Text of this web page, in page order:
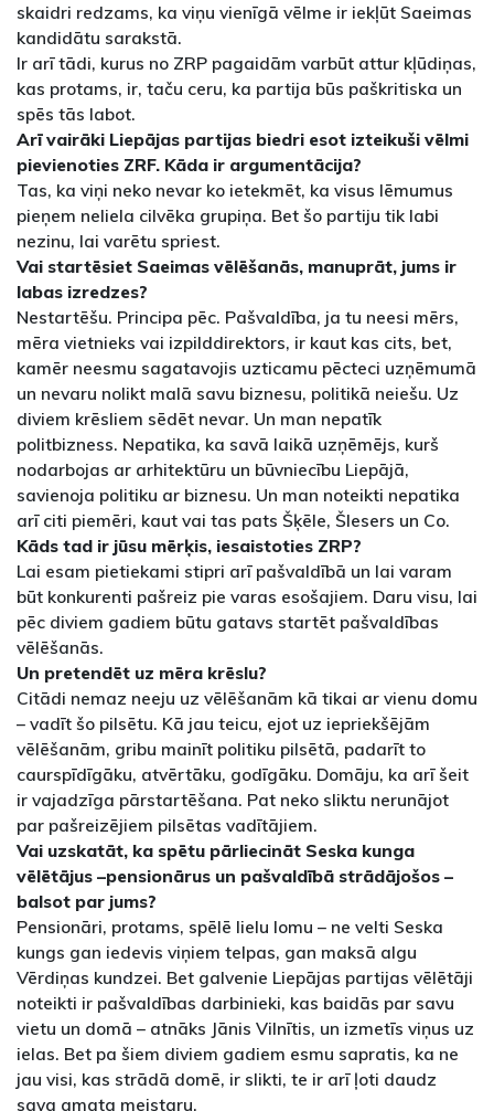
skaidri redzams, ka viņu vienīgā vēlme ir iekļūt Saeimas
kandidātu sarakstā.
Ir arī tādi, kurus no ZRP pagaidām varbūt attur kļūdiņas,
kas protams, ir, taču ceru, ka partija būs paškritiska un
spēs tās labot.
Arī vairāki Liepājas partijas biedri esot izteikuši vēlmi
pievienoties ZRF. Kāda ir argumentācija?
Tas, ka viņi neko nevar ko ietekmēt, ka visus lēmumus
pieņem neliela cilvēka grupiņa. Bet šo partiju tik labi
nezinu, lai varētu spriest.
Vai startēsiet Saeimas vēlēšanās, manuprāt, jums ir
labas izredzes?
Nestartēšu. Principa pēc. Pašvaldība, ja tu neesi mērs,
mēra vietnieks vai izpilddirektors, ir kaut kas cits, bet,
kamēr neesmu sagatavojis uzticamu pēcteci uzņēmumā
un nevaru nolikt malā savu biznesu, politikā neiešu. Uz
diviem krēsliem sēdēt nevar. Un man nepatīk
politbizness. Nepatika, ka savā laikā uzņēmējs, kurš
nodarbojas ar arhitektūru un būvniecību Liepājā,
savienoja politiku ar biznesu. Un man noteikti nepatika
arī citi piemēri, kaut vai tas pats Šķēle, Šlesers un Co.
Kāds tad ir jūsu mērķis, iesaistoties ZRP?
Lai esam pietiekami stipri arī pašvaldībā un lai varam
būt konkurenti pašreiz pie varas esošajiem. Daru visu, lai
pēc diviem gadiem būtu gatavs startēt pašvaldības
vēlēšanās.
Un pretendēt uz mēra krēslu?
Citādi nemaz neeju uz vēlēšanām kā tikai ar vienu domu
– vadīt šo pilsētu. Kā jau teicu, ejot uz iepriekšējām
vēlēšanām, gribu mainīt politiku pilsētā, padarīt to
caurspīdīgāku, atvērtāku, godīgāku. Domāju, ka arī šeit
ir vajadzīga pārstartēšana. Pat neko sliktu nerunājot
par pašreizējiem pilsētas vadītājiem.
Vai uzskatāt, ka spētu pārliecināt Seska kunga
vēlētājus –pensionārus un pašvaldībā strādājošos –
balsot par jums?
Pensionāri, protams, spēlē lielu lomu – ne velti Seska
kungs gan iedevis viņiem telpas, gan maksā algu
Vērdiņas kundzei. Bet galvenie Liepājas partijas vēlētāji
noteikti ir pašvaldības darbinieki, kas baidās par savu
vietu un domā – atnāks Jānis Vilnītis, un izmetīs viņus uz
ielas. Bet pa šiem diviem gadiem esmu sapratis, ka ne
jau visi, kas strādā domē, ir slikti, te ir arī ļoti daudz
sava amata meistaru.